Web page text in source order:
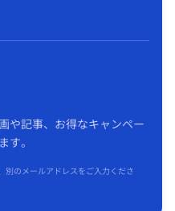
や記事、お得なキャンペー
す。
別のメールアドレスをご入力くださ